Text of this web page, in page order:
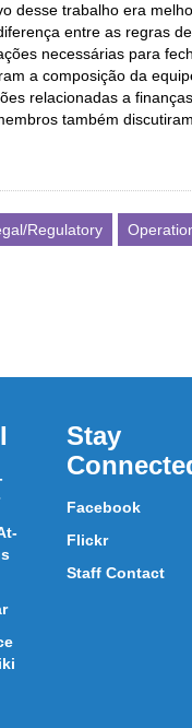
desse trabalho era
entre as regras
necessárias para
a composição da
relacionadas a
também
Regulatory
Stay
Facebook
Flickr
Staff Contact